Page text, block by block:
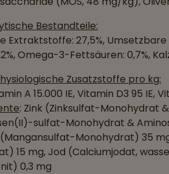
Bestandteile:
Extraktstoffe: 27,5%,
Omega-3-Fettsäuren: 0,7%,
Zusatzstoffe pro kg:
A 15.000 IE, Vitamin D3 95 IE,
: Zink (Zinksulfat-Monohydrat
sulfat-Monohydrat &
Monohydrat) 35
15 mg, Jod (Calciumjodat,
0,3 mg